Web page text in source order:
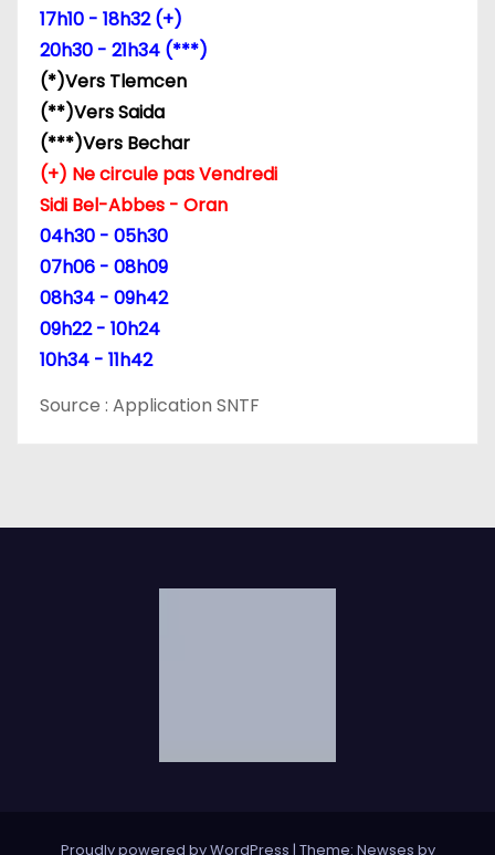
a
r
t
c
e
17h10 - 18h32 (+)
20h30 - 21h34 (***)
(*)Vers Tlemcen
(**)Vers Saida
(***)Vers Bechar
(+) Ne circule pas Vendredi
Sidi Bel-Abbes - Oran
04h30 - 05h30
07h06 - 08h09
08h34 - 09h42
09h22 - 10h24
10h34 - 11h42
Source : Application SNTF
Proudly powered by WordPress | Theme: Newses by